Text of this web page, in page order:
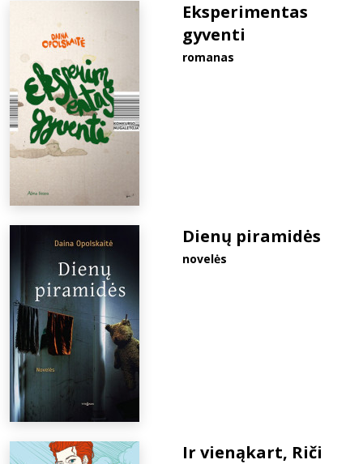
Eksperimentas
gyventi
romanas
Dienų piramidės
novelės
Ir vienąkart, Riči